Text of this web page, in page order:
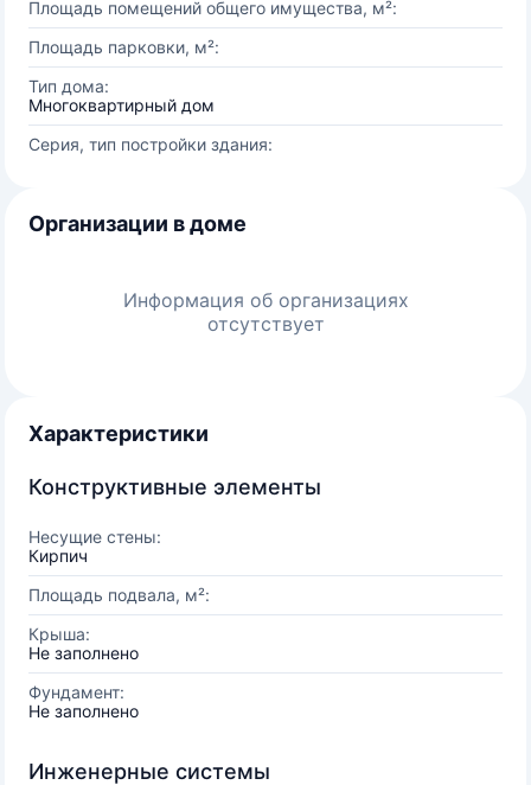
Площадь помещений общего имущества, м²:
Площадь парковки, м²:
Тип дома:
Многоквартирный дом
Серия, тип постройки здания:
Организации в доме
Информация об организациях
отсутствует
Характеристики
Конструктивные элементы
Несущие стены:
Кирпич
Площадь подвала, м²:
Крыша:
Не заполнено
Фундамент:
Не заполнено
Инженерные системы